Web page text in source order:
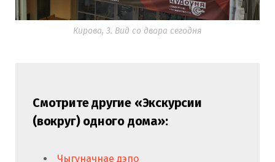
Кирова, 3. Вид со двора сегодня
Смотрите другие «Экскурсии
(вокруг) одного дома»:
Чыгуначнае дэпо